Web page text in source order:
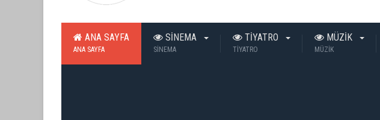
ANA SAYFA
ANA SAYFA
SİNEMA
SİNEMA
TİYATRO
TİYATRO
MÜZİK
MÜZİK